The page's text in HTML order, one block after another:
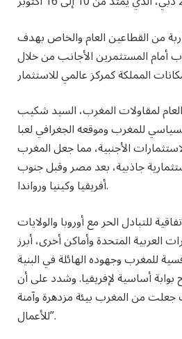
من القطاعين العام والخاص بهدف
أمام المستثمرين الأجانب من خلال
لمقاولات المغرب، السيد شكيب
للمغرب وموقعه الجغرافي لعبا
الأجنبية، مما جعل المغرب
جاذبية، بعد مصر وقبل جنوب
أفريقيا وكينيا ورواندا.
توقيع أزيد من 60 اتفاقية للتبادل الحر مع أوروبا والولايات
العربية المتحدة وأماكن أخرى، أبرز
للمغرب وجهوده الهائلة في البنية
بوابة أساسية لإفريقيا. وشدد على أن
جعلت من المغرب بيئة مزدهرة وآمنة
للأعمال”.